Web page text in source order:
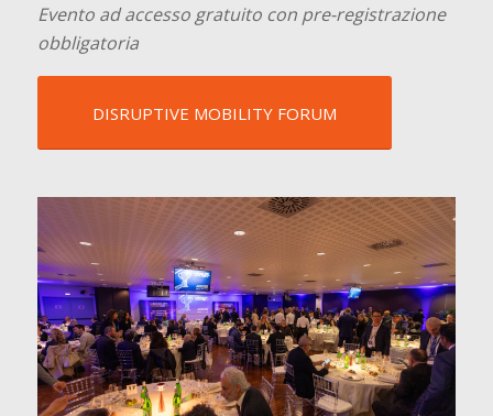
Evento ad accesso gratuito con pre-registrazione
obbligatoria
DISRUPTIVE MOBILITY FORUM